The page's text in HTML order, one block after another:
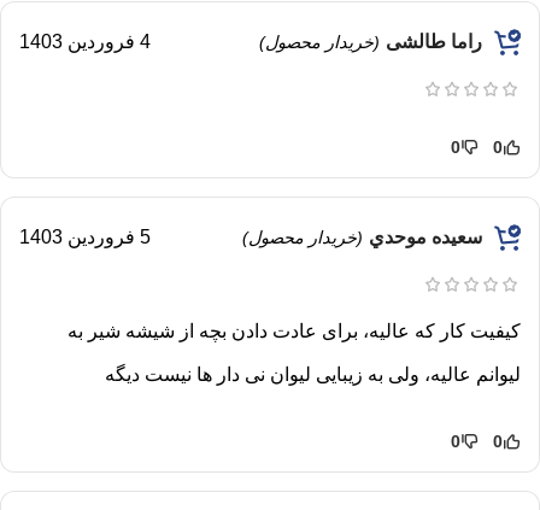
راما طالشی (خریدار محصول) 4 فروردین 1403
0
0
سعيده موحدي (خریدار محصول) 5 فروردین 1403
کیفیت کار که عالیه، برای عادت دادن بچه از شیشه شیر به
لیوانم عالیه، ولی به زیبایی لیوان نی دار ها نیست دیگه
0
0